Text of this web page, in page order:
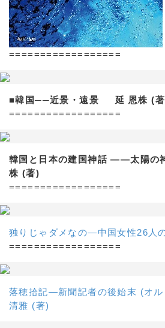
==================
■韓国──近景・遠景 延 恩株 (
==================
韓国と日本の建国神話 ——太陽
株 (著)
==================
独りじゃダメなの―中国女性26人
==================
落穂拾記―新聞記者の後始末 (オ
清雅 (著)